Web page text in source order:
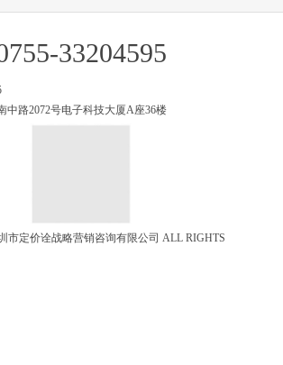
33204595
中路2072号电子科技大厦A座36楼
市定价诠战略营销咨询有限公司 ALL RIGHTS